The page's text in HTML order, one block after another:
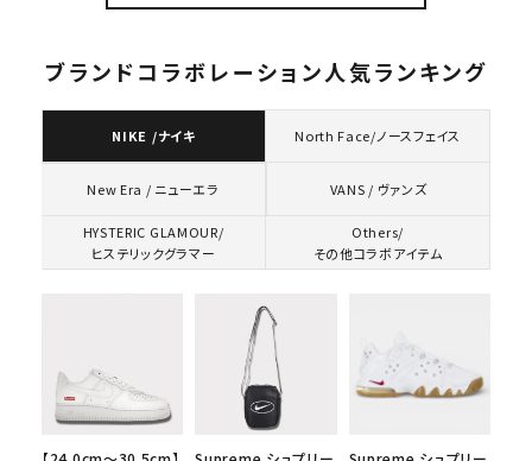
ブランドコラボレーション人気ランキング
NIKE /ナイキ North Face/ノースフェイス
New Era / ニューエラ VANS / ヴァンズ
HYSTERIC GLAMOUR/
ヒステリックグラマー
Others/
その他コラボアイテム